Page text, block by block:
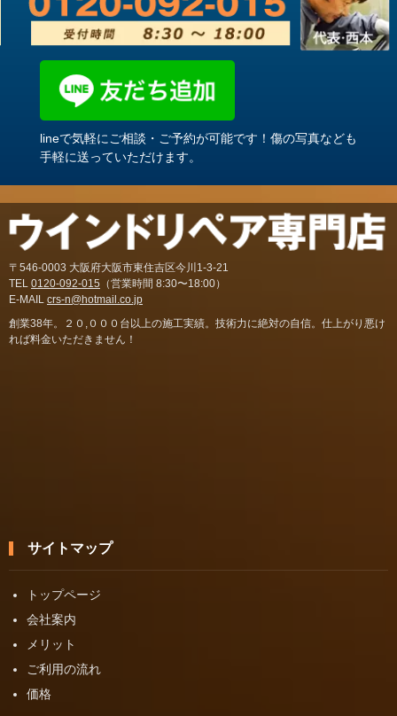
lineで気軽にご相談・ご予約が可能です！傷の写真なども
手軽に送っていただけます。
〒546-0003 大阪府大阪市東住吉区今川1-3-21
TEL 0120-092-015 （営業時間 8:30〜18:00）
E-MAIL crs-n@hotmail.co.jp
創業38年。２０,０００台以上の施工実績。技術力に絶対の自信。仕上がり悪け
れば料金いただきません！
サイトマップ
トップページ
会社案内
メリット
ご利用の流れ
価格